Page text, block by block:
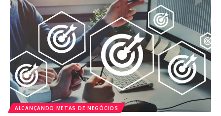
ALCANÇANDO METAS DE NEGÓCIOS